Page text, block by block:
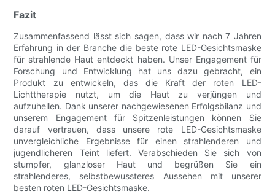
Fazit
Zusammenfassend lässt sich sagen, dass wir nach 7 Jahren
Erfahrung in der Branche die beste rote LED-Gesichtsmaske
für strahlende Haut entdeckt haben. Unser Engagement für
Forschung und Entwicklung hat uns dazu gebracht, ein
Produkt zu entwickeln, das die Kraft der roten LED-
Lichttherapie nutzt, um die Haut zu verjüngen und
aufzuhellen. Dank unserer nachgewiesenen Erfolgsbilanz und
unserem Engagement für Spitzenleistungen können Sie
darauf vertrauen, dass unsere rote LED-Gesichtsmaske
unvergleichliche Ergebnisse für einen strahlenderen und
jugendlicheren Teint liefert. Verabschieden Sie sich von
stumpfer, glanzloser Haut und begrüßen Sie ein
strahlenderes, selbstbewussteres Aussehen mit unserer
besten roten LED-Gesichtsmaske.